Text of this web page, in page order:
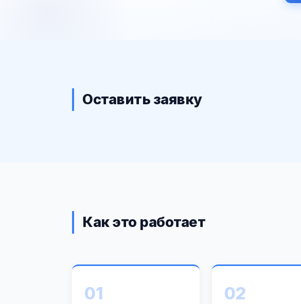
Оставить заявку
Как это работает
01 02